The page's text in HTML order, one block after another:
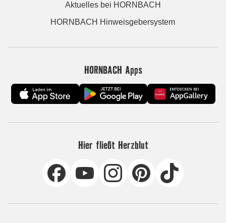
Aktuelles bei HORNBACH
HORNBACH Hinweisgebersystem
HORNBACH Apps
Hier fließt Herzblut